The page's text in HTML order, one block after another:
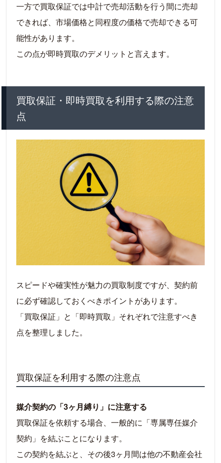
一方で買取保証では中計で売却活動を行う間に売却
できれば、市場価格と同程度の価格で売却できる可
能性があります。
この点が即時買取のデメリットと言えます。
買取保証・即時買取を利用する際の注意
点
スピードや確実性が魅力の買取制度ですが、契約前
に必ず確認しておくべきポイントがあります。
「買取保証」と「即時買取」それぞれで注意すべき
点を整理しました。
買取保証を利用する際の注意点
媒介契約の「3ヶ月縛り」に注意する
買取保証を依頼する場合、一般的に「専属専任媒介
契約」を結ぶことになります。
この契約を結ぶと、その後3ヶ月間は他の不動産会社